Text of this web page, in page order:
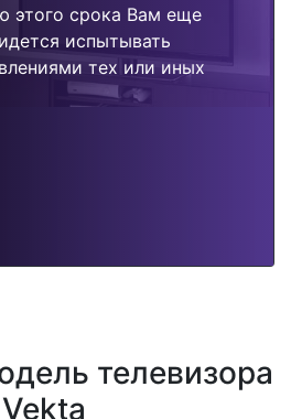
этого срока Вам еще
испытывать
тех или иных
телевизора
Vekta